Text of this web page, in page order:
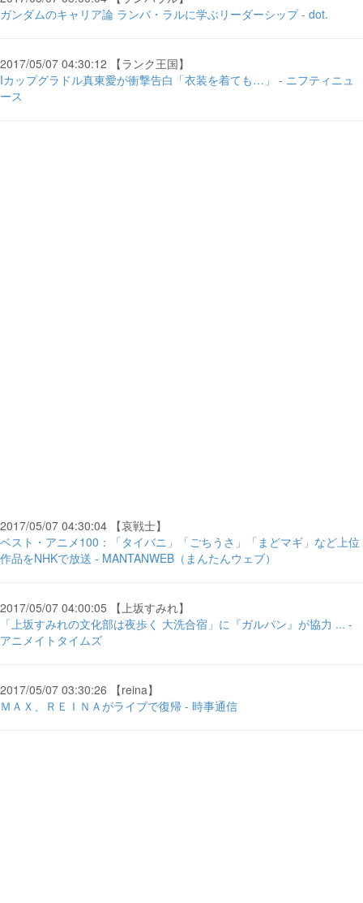
ガンダムのキャリア論 ランバ・ラルに学ぶリーダーシップ - dot.
2017/05/07 04:30:12 【ランク王国】
Iカップグラドル真東愛が衝撃告白「衣装を着ても…」 - ニフティニュ
ース
2017/05/07 04:30:04 【哀戦士】
ベスト・アニメ100：「タイバニ」「ごちうさ」「まどマギ」など上位
作品をNHKで放送 - MANTANWEB（まんたんウェブ）
2017/05/07 04:00:05 【上坂すみれ】
「上坂すみれの文化部は夜歩く 大洗合宿」に『ガルパン』が協力 ... -
アニメイトタイムズ
2017/05/07 03:30:26 【reina】
ＭＡＸ、ＲＥＩＮＡがライブで復帰 - 時事通信